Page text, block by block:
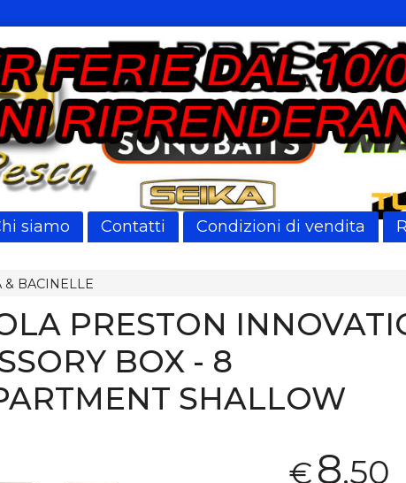
siamo Contatti Condizioni di vendita
& BACINELLE
PRESTON
BOX - 8
SHALLOW
€8,50